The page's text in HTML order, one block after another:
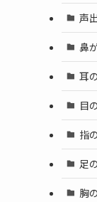
声
鼻
耳
目
指
足
胸